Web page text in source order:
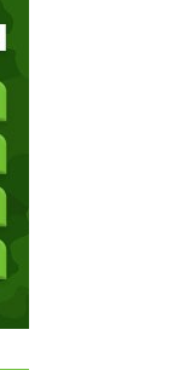
ледь не
що слідчий не
засад
адже юридична
процесу.
7 суб’єктів
ними
що вчиняються в